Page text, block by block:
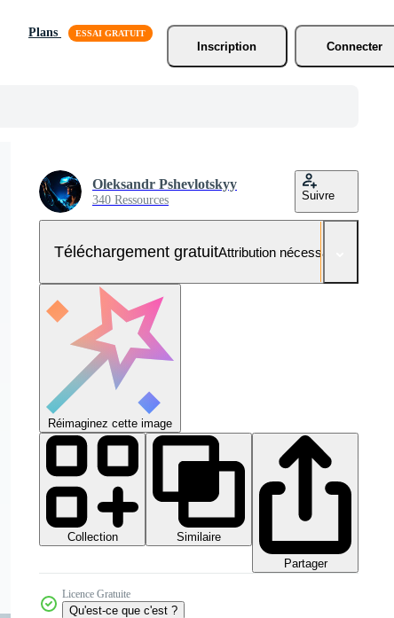
Plans
Inscription
Connecter
Oleksandr Pshevlotskyy
340 Ressources Suivre
Téléchargement gratuitAttribution nécessaire
Réimaginez cette image
Collection
Similaire
Partager
Licence Gratuite
Qu'est-ce que c'est ?